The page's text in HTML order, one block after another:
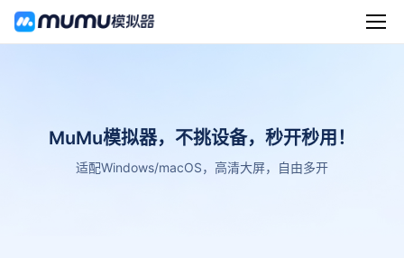
MuMu模拟器，不挑设备，秒开秒用！
适配Windows/macOS，高清大屏，自由多开